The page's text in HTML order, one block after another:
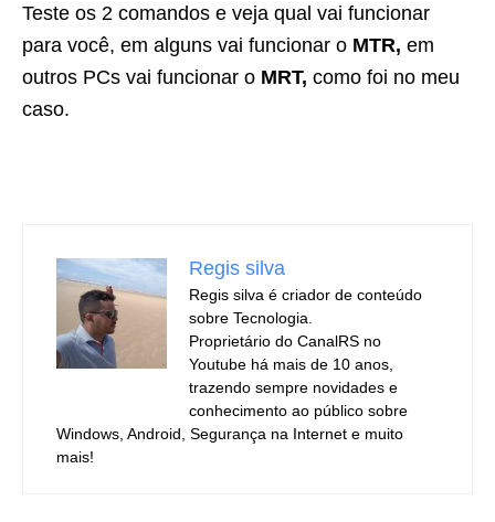
Teste os 2 comandos e veja qual vai funcionar
para você, em alguns vai funcionar o MTR, em
outros PCs vai funcionar o MRT, como foi no meu
caso.
Regis silva
Regis silva é criador de conteúdo
sobre Tecnologia.
Proprietário do CanalRS no
Youtube há mais de 10 anos,
trazendo sempre novidades e
conhecimento ao público sobre
Windows, Android, Segurança na Internet e muito
mais!